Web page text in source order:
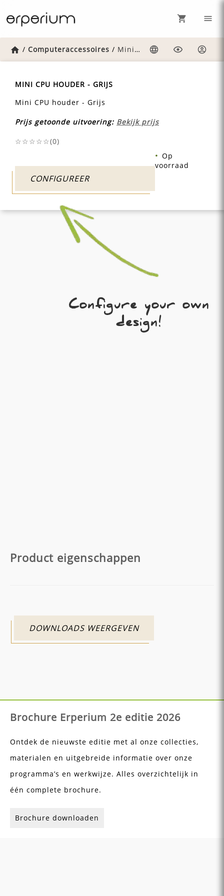
Home
/ Computeraccessoires / Mini-cpu-houder-grijs
MINI CPU HOUDER - GRIJS
Mini CPU houder - Grijs
Prijs getoonde uitvoering: Bekijk prijs
☆☆☆☆☆(0)
CONFIGUREER
Op
voorraad
Configure your own
design!
Product eigenschappen
DOWNLOADS WEERGEVEN
Brochure Erperium 2e editie 2026
Ontdek de nieuwste editie met al onze collecties,
materialen en uitgebreide informatie over onze
programma’s en werkwijze. Alles overzichtelijk in
één complete brochure.
Brochure downloaden